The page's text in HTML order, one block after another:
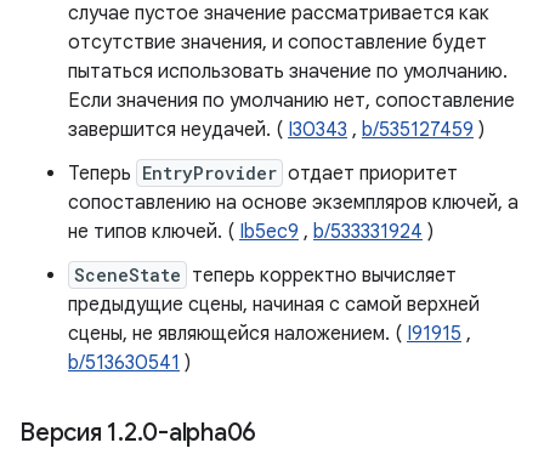
случае пустое значение рассматривается как
отсутствие значения, и сопоставление будет
пытаться использовать значение по умолчанию.
Если значения по умолчанию нет, сопоставление
завершится неудачей. ( I30343 , b/535127459 )
Теперь EntryProvider отдает приоритет
сопоставлению на основе экземпляров ключей, а
не типов ключей. ( Ib5ec9 , b/533331924 )
SceneState теперь корректно вычисляет
предыдущие сцены, начиная с самой верхней
сцены, не являющейся наложением. ( I91915 ,
b/513630541 )
Версия 1.2.0-alpha06